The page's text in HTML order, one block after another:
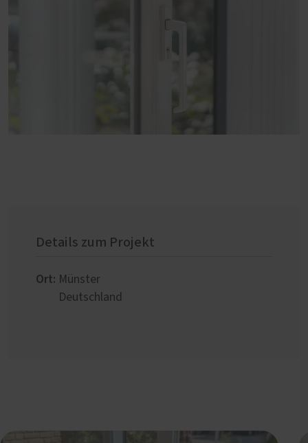
Details zum Projekt
Ort: Münster
Deutschland